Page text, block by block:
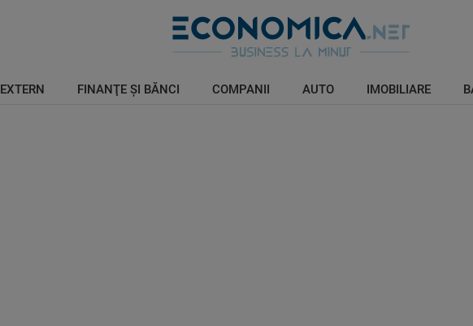
EXTERN FINANŢE ŞI BĂNCI COMPANII AUTO IMOBILIARE